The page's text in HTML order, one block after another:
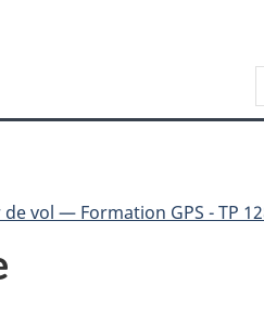
site"
HTML
vol — Formation GPS - TP